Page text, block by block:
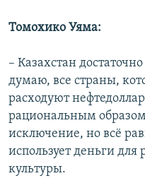
Томохико Уяма:
– Казахстан
думаю, все страны,
расходуют
рациональным
исключение, но всё
использует деньги для
культуры.